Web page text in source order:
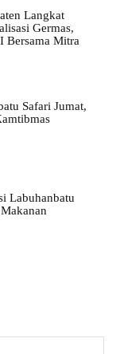
Langkat
Germas,
Bersama Mitra
Safari Jumat,
Labuhanbatu